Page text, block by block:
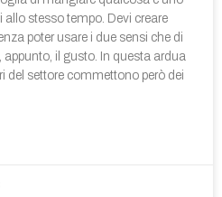
allo stesso tempo. Devi creare
poter usare i due sensi che di
appunto, il gusto. In questa ardua
del settore commettono però dei